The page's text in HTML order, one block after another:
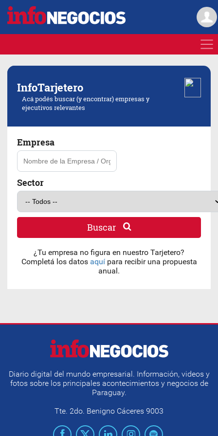
InfoTarjetero
Acá podés buscar (y encontrar) empresas y
ejecutivos relevantes
Empresa
Sector
Buscar
¿Tu empresa no figura en nuestro Tarjetero?
Completá los datos aquípara recibir una propuesta
anual.
Diario digital del mundo empresarial. Información, videos y
fotos sobre los principales acontecimientos y negocios de
Paraguay.
Tte. 2do. Benigno Cáceres 9003